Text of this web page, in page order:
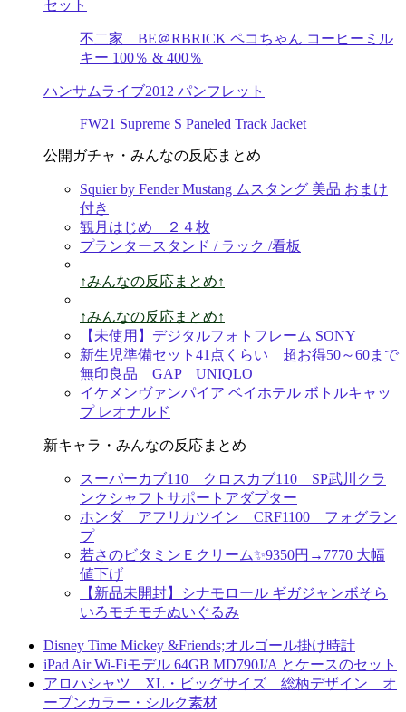
セット
不二家 BE＠RBRICK ペコちゃん コーヒーミル
キー 100％ & 400％
ハンサムライブ2012 パンフレット
FW21 Supreme S Paneled Track Jacket
公開ガチャ・みんなの反応まとめ
Squier by Fender Mustang ムスタング 美品 おまけ
付き
観月はじめ ２４枚
プランタースタンド / ラック /看板
↑みんなの反応まとめ↑
↑みんなの反応まとめ↑
【未使用】デジタルフォトフレーム SONY
新生児準備セット41点くらい 超お得50～60まで
無印良品 GAP UNIQLO
イケメンヴァンパイア ベイホテル ボトルキャッ
プ レオナルド
新キャラ・みんなの反応まとめ
スーパーカブ110 クロスカブ110 SP武川クラ
ンクシャフトサポートアダプター
ホンダ アフリカツイン CRF1100 フォグラン
プ
若さのビタミンＥクリーム✨9350円→7770 大幅
値下げ
【新品未開封】シナモロール ギガジャンボそら
いろモチモチぬいぐるみ
Disney Time Mickey &Friends;オルゴール掛け時計
iPad Air Wi-Fiモデル 64GB MD790J/A とケースのセット
アロハシャツ XL・ビッグサイズ 総柄デザイン オ
ープンカラー・シルク素材